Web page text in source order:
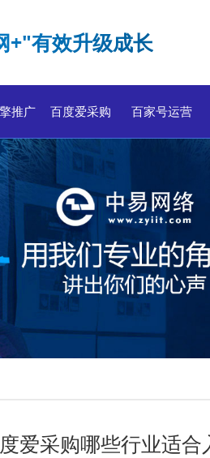
+"有效升级成长
推广 百度爱采购 百家号运营
爱采购哪些行业适合